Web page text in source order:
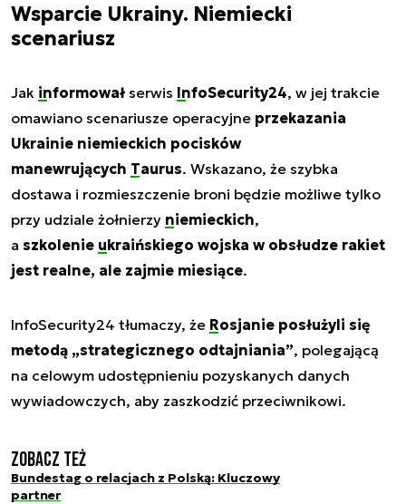
Wsparcie Ukrainy. Niemiecki
scenariusz
Jak informowałserwis InfoSecurity24, w jej trakcie
omawiano scenariusze operacyjne przekazania
Ukrainie niemieckich pocisków
manewrujących Taurus. Wskazano, że szybka
dostawa i rozmieszczenie broni będzie możliwe tylko
przy udziale żołnierzy niemieckich,
a szkolenie ukraińskiego wojska w obsłudze rakiet
jest realne, ale zajmie miesiące.
InfoSecurity24 tłumaczy, że Rosjanie posłużyli się
metodą „strategicznego odtajniania”, polegającą
na celowym udostępnieniu pozyskanych danych
wywiadowczych, aby zaszkodzić przeciwnikowi.
Zobacz też
Bundestag o relacjach z Polską: Kluczowy
partner